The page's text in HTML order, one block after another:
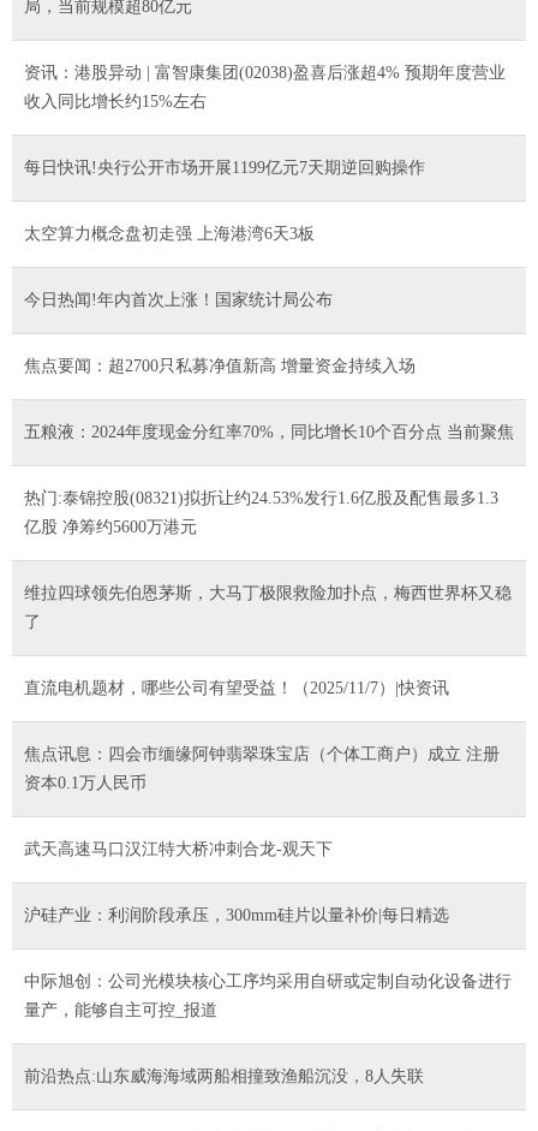
局，当前规模超80亿元
资讯：港股异动 | 富智康集团(02038)盈喜后涨超4% 预期年度营业
收入同比增长约15%左右
每日快讯!央行公开市场开展1199亿元7天期逆回购操作
太空算力概念盘初走强 上海港湾6天3板
今日热闻!年内首次上涨！国家统计局公布
焦点要闻：超2700只私募净值新高 增量资金持续入场
五粮液：2024年度现金分红率70%，同比增长10个百分点 当前聚焦
热门:泰锦控股(08321)拟折让约24.53%发行1.6亿股及配售最多1.3
亿股 净筹约5600万港元
维拉四球领先伯恩茅斯，大马丁极限救险加扑点，梅西世界杯又稳
了
直流电机题材，哪些公司有望受益！（2025/11/7）|快资讯
焦点讯息：四会市缅缘阿钟翡翠珠宝店（个体工商户）成立 注册
资本0.1万人民币
武天高速马口汉江特大桥冲刺合龙-观天下
沪硅产业：利润阶段承压，300mm硅片以量补价|每日精选
中际旭创：公司光模块核心工序均采用自研或定制自动化设备进行
量产，能够自主可控_报道
前沿热点:山东威海海域两船相撞致渔船沉没，8人失联